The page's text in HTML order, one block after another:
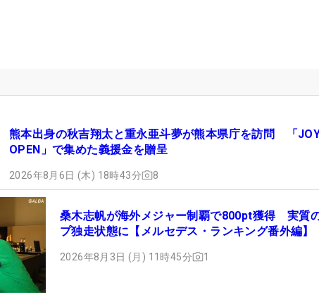
熊本出身の秋吉翔太と重永亜斗夢が熊本県庁を訪問 「
OPEN」で集めた義援金を贈呈
2026年8月6日 (木) 18時43分 8
桑木志帆が海外メジャー制覇で800pt獲得 実質
プ独走状態に【メルセデス・ランキング番外編】
2026年8月3日 (月) 11時45分 1